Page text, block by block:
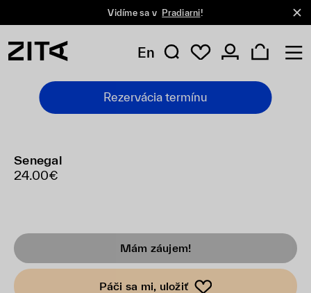
Vidíme sa v Pradiarni!
En
Rezervácia termínu
Senegal
24.00€
Mám záujem!
Páči sa mi, uložiť